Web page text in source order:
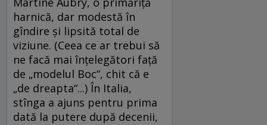
harnică, dar modestă în
gîndire şi lipsită total de
viziune. (Ceea ce ar trebui să
ne facă mai înţelegători faţă
de „modelul Boc“, chit că e
„de dreapta“...) În Italia,
stînga a ajuns pentru prima
dată la putere după decenii,